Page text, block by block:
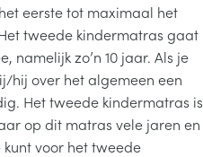
eerste tot maximaal het
tweede kindermatras gaat
namelijk zo’n 10 jaar. Als je
hij over het algemeen een
Het tweede kindermatras is
op dit matras vele jaren en
voor het tweede